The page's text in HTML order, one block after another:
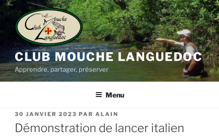
Aller
contenu
principal
CLUB MOUCHE LANGUEDOC
Apprendre, partager, préserver
Menu
PUBLIÉ
LE
30 JANVIER 2023 PAR ALAIN
Démonstration de lancer italien